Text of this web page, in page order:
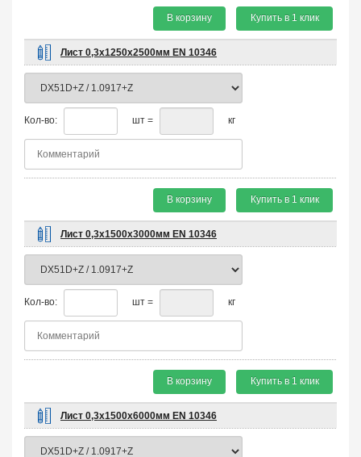
В корзину Купить в 1 клик
Лист 0,3х1250х2500мм EN 10346
Кол-во: шт = кг
В корзину Купить в 1 клик
Лист 0,3х1500х3000мм EN 10346
Кол-во: шт = кг
В корзину Купить в 1 клик
Лист 0,3х1500х6000мм EN 10346